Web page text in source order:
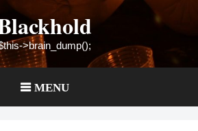
>brain_dump();
MENU